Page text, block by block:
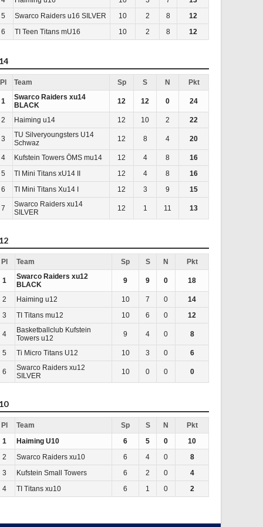
5
Swarco Raiders u16 SILVER 10 2 8
12
6
TI Teen Titans mU16 10 2 8 12
Pl Team Sp S N Pkt
1
Swarco Raiders xu14
BLACK
12 12 0 24
2 Haiming u14 12 10 2 22
3
TU Silveryoungsters U14
Schwaz
12 8 4 20
4 Kufstein Towers ÖMS mu14 12 4 8
16
5
TI Mini Titans xU14 II 12 4 8
16
6
TI Mini Titans Xu14 I 12 3 9 15
7
Swarco Raiders xu14
SILVER
12 1 11 13
Pl Team Sp S N Pkt
1
Swarco Raiders xu12
BLACK
9 9 0 18
2 Haiming u12 10 7 0
14
3
TI Titans mu12 10 6 0 12
4
Basketballclub Kufstein
Towers u12
9 4 0 8
5 Ti Micro Titans U12 10 3 0 6
6
Swarco Raiders xu12
SILVER
10 0 0 0
Pl Team Sp S N
Pkt
1
Haiming U10 6 5 0
10
2
Swarco Raiders xu10 6 4 0
8
3
Kufstein Small Towers 6 2 0
4
4
TI Titans xu10 6 1 0 2